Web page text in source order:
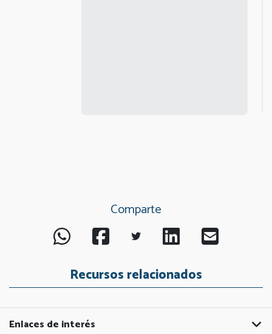
Comparte
Recursos relacionados
Enlaces de interés